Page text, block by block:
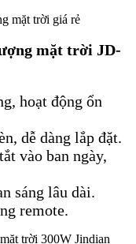
mặt trời JD-
hoạt động ổn
dễ dàng lắp đặt.
vào ban ngày,
sáng lâu dài.
remote.